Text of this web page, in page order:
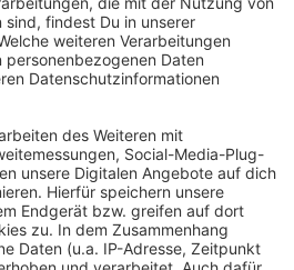
XVI: Gottesdienst in
wieder frei